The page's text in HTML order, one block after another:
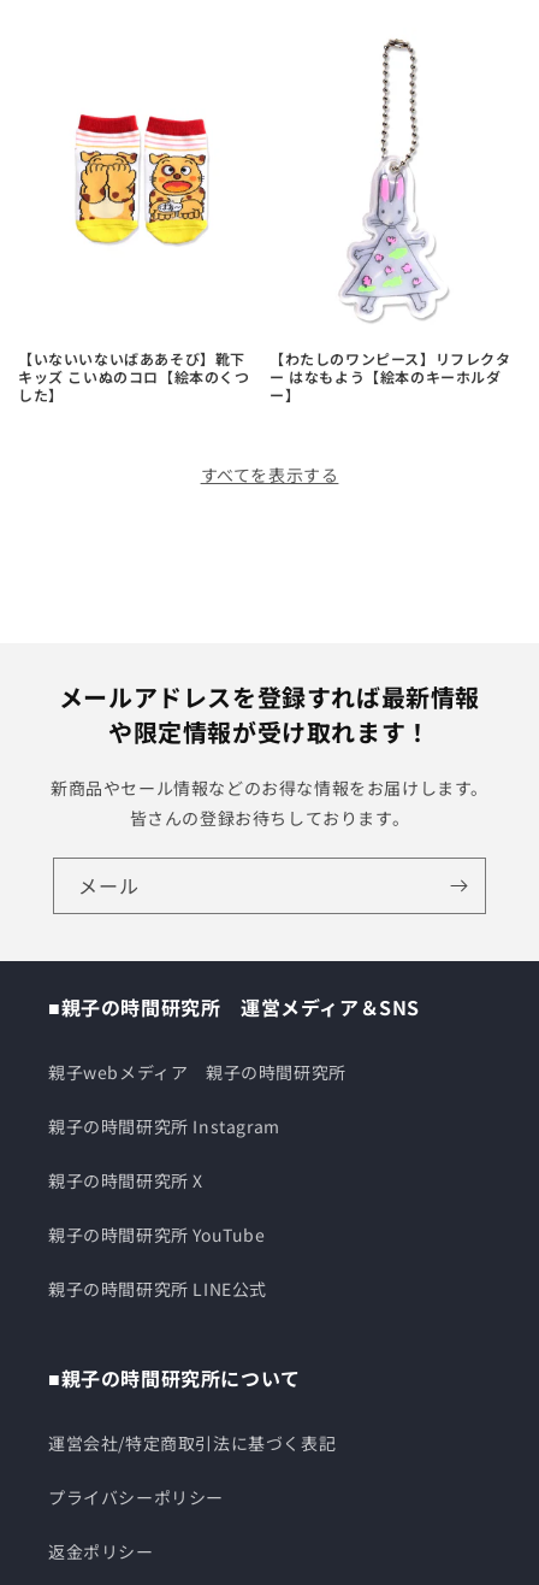
【いないいないばああそび】靴下
キッズ こいぬのコロ【絵本のくつ
した】
【わたしのワンピース】リフレクタ
ー はなもよう【絵本のキーホルダ
ー】
すべてを表示する
メールアドレスを登録すれば最新情報
や限定情報が受け取れます！
新商品やセール情報などのお得な情報をお届けします。
皆さんの登録お待ちしております。
メール
■親子の時間研究所 運営メディア＆SNS
親子webメディア 親子の時間研究所
親子の時間研究所 Instagram
親子の時間研究所 X
親子の時間研究所 YouTube
親子の時間研究所 LINE公式
■親子の時間研究所について
運営会社/特定商取引法に基づく表記
プライバシーポリシー
返金ポリシー